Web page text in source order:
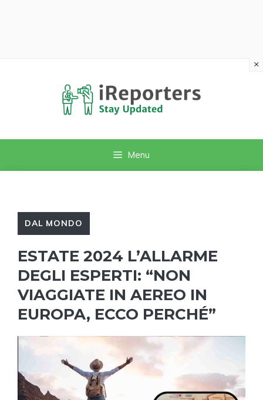
Menu
DAL MONDO
ESTATE 2024 L’ALLARME
DEGLI ESPERTI: “NON
VIAGGIATE IN AEREO IN
EUROPA, ECCO PERCHÉ”
×